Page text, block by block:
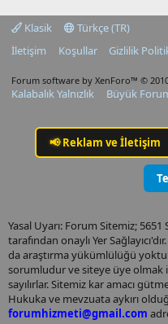
Klasik
Türkçe (TR)
İletişim
Koşullar Gizlilik
Forum software by XenForo™ ©
Kalabalık Yalnızlık Büyük
📢Reklam ve İletişim
Yasal Uyarı: Forum Sitemiz; 5651
tarafından onaylı Yer
da araştırma yükümlülüğü
sorumludur ve siteye üye
sayılırlar. Sitemiz kar amacı
Hukuka ve mevzuata aykırı
forumhizmeti@gmail.com